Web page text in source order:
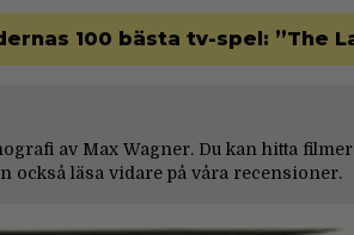
100 bästa tv-spel: ”The
av Max Wagner. Du kan hitta
också läsa vidare på våra recensioner.